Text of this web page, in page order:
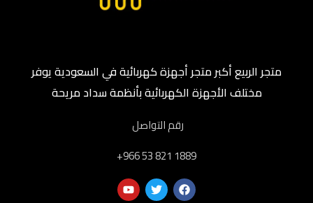
متجر الربيع أكبر متجر أجهزة كهربائية في السعودية يوفر
مختلف الأجهزة الكهربائية بأنظمة سداد مريحة
رقم التواصل
‎+966 53 821 1889